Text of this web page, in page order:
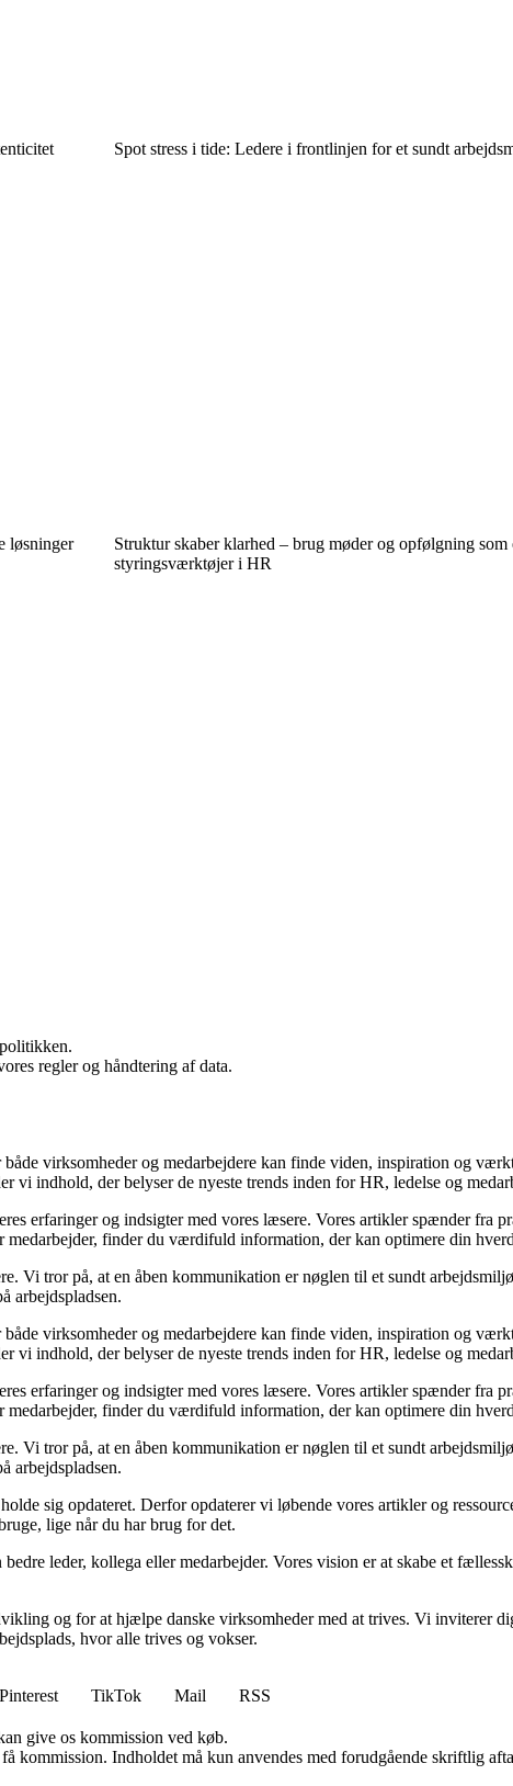
Spot stress i tide: Ledere i frontlinjen for et sundt
løsninger
Struktur skaber klarhed – brug møder og opfølgning
styringsværktøjer i HR
regler og håndtering af data.
virksomheder og medarbejdere kan finde viden, inspiration og
vi indhold, der belyser de nyeste trends inden for HR, ledelse og
erfaringer og indsigter med vores læsere. Vores artikler spænder fra
finder du værdifuld information, der kan optimere din
Vi tror på, at en åben kommunikation er nøglen til et sundt
arbejdspladsen.
virksomheder og medarbejdere kan finde viden, inspiration og
vi indhold, der belyser de nyeste trends inden for HR, ledelse og
erfaringer og indsigter med vores læsere. Vores artikler spænder fra
finder du værdifuld information, der kan optimere din
Vi tror på, at en åben kommunikation er nøglen til et sundt
arbejdspladsen.
sig opdateret. Derfor opdaterer vi løbende vores artikler og
lige når du har brug for det.
leder, kollega eller medarbejder. Vores vision er at skabe et
og for at hjælpe danske virksomheder med at trives. Vi inviterer
hvor alle trives og vokser.
Pinterest TikTok Mail
RSS
give os kommission ved køb.
kommission. Indholdet må kun anvendes med forudgående skriftlig